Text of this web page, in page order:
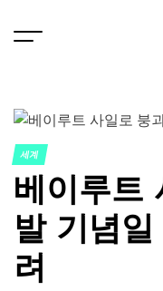
POSTED
IN
세계
베이루트
발 기념
려